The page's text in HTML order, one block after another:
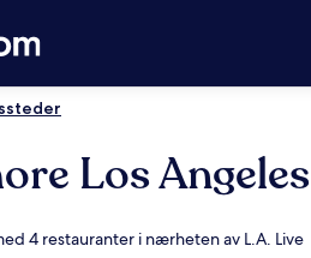
Los Angeles
4 restauranter i nærheten av L.A. Live